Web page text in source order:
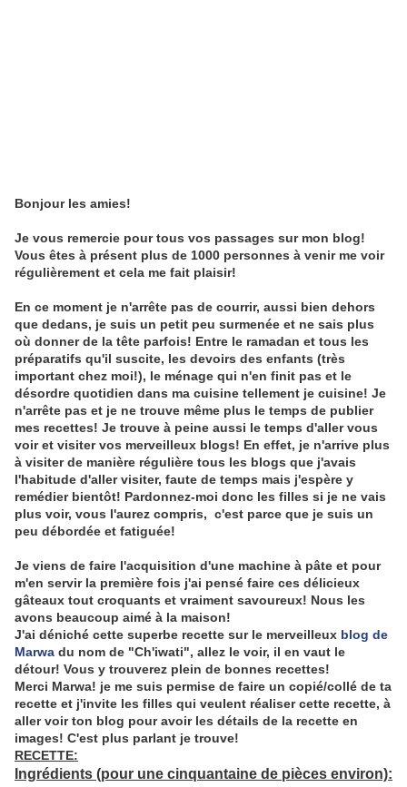
Bonjour les amies!
Je vous remercie pour tous vos passages sur mon blog!
Vous êtes à présent plus de 1000 personnes à venir me voir
régulièrement et cela me fait plaisir!
En ce moment je n'arrête pas de courrir, aussi bien dehors
que dedans, je suis un petit peu surmenée et ne sais plus
où donner de la tête parfois! Entre le ramadan et tous les
préparatifs qu'il suscite, les devoirs des enfants (très
important chez moi!), le ménage qui n'en finit pas et le
désordre quotidien dans ma cuisine tellement je cuisine! Je
n'arrête pas et je ne trouve même plus le temps de publier
mes recettes! Je trouve à peine aussi le temps d'aller vous
voir et visiter vos merveilleux blogs! En effet, je n'arrive plus
à visiter de manière régulière tous les blogs que j'avais
l'habitude d'aller visiter, faute de temps mais j'espère y
remédier bientôt! Pardonnez-moi donc les filles si je ne vais
plus voir, vous l'aurez compris, c'est parce que je suis un
peu débordée et fatiguée!
Je viens de faire l'acquisition d'une machine à pâte et pour
m'en servir la première fois j'ai pensé faire ces délicieux
gâteaux tout croquants et vraiment savoureux! Nous les
avons beaucoup aimé à la maison!
J'ai déniché cette superbe recette sur le merveilleux blog de
Marwa du nom de "Ch'iwati", allez le voir, il en vaut le
détour! Vous y trouverez plein de bonnes recettes!
Merci Marwa! je me suis permise de faire un copié/collé de ta
recette et j'invite les filles qui veulent réaliser cette recette, à
aller voir ton blog pour avoir les détails de la recette en
images! C'est plus parlant je trouve!
RECETTE:
Ingrédients (pour une cinquantaine de pièces environ):